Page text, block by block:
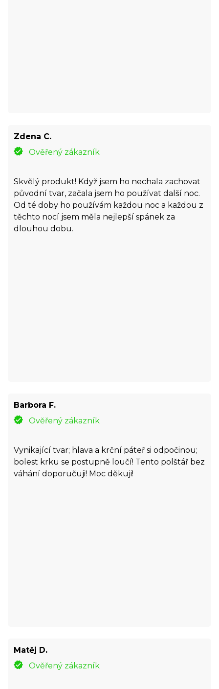
Zdena C.
Ověřený zákazník
Skvělý produkt! Když jsem ho nechala zachovat
původní tvar, začala jsem ho používat další noc.
Od té doby ho používám každou noc a každou z
těchto nocí jsem měla nejlepší spánek za
dlouhou dobu.
Barbora F.
Ověřený zákazník
Vynikající tvar; hlava a krční páteř si odpočinou;
bolest krku se postupně loučí! Tento polštář bez
váhání doporučuji! Moc děkuji!
Matěj D.
Ověřený zákazník